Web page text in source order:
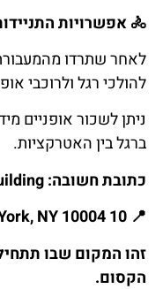
🚴אפשרויות
לאחר שתרדו
להולכי רגל ולרוכבי
ניתן לשכור אופניים
ברגל בין האטרקציות.
כתובת חשובה: Battery Maritime Building
📍
זהו המקום שבו
הקסום.